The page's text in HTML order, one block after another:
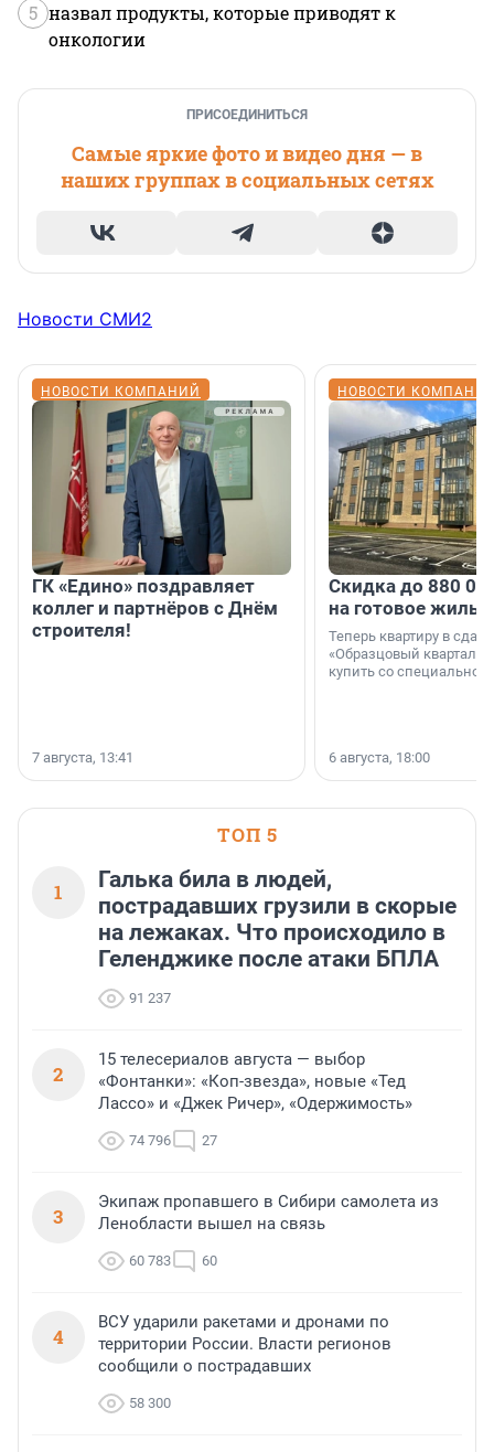
5 назвал продукты, которые приводят к
онкологии
ПРИСОЕДИНИТЬСЯ
Самые яркие фото и видео дня — в
наших группах в социальных сетях
Новости СМИ2
НОВОСТИ КОМПАНИЙ
ГК «Едино» поздравляет
коллег и партнёров с Днём
строителя!
7 августа, 13:41
НОВОСТИ
Скидка до 880
на готовое
Теперь квартиру в
«Образцовый квартал
купить со специальной
6 августа, 18:00
ТОП 5
1
Галька била в людей,
пострадавших грузили в скорые
на лежаках. Что происходило в
Геленджике после атаки БПЛА
91 237
2
15 телесериалов августа — выбор
«Фонтанки»: «Коп-звезда», новые «Тед
Лассо» и «Джек Ричер», «Одержимость»
74 796 27
3
Экипаж пропавшего в Сибири самолета из
Ленобласти вышел на связь
60 783 60
4
ВСУ ударили ракетами и дронами по
территории России. Власти регионов
сообщили о пострадавших
58 300